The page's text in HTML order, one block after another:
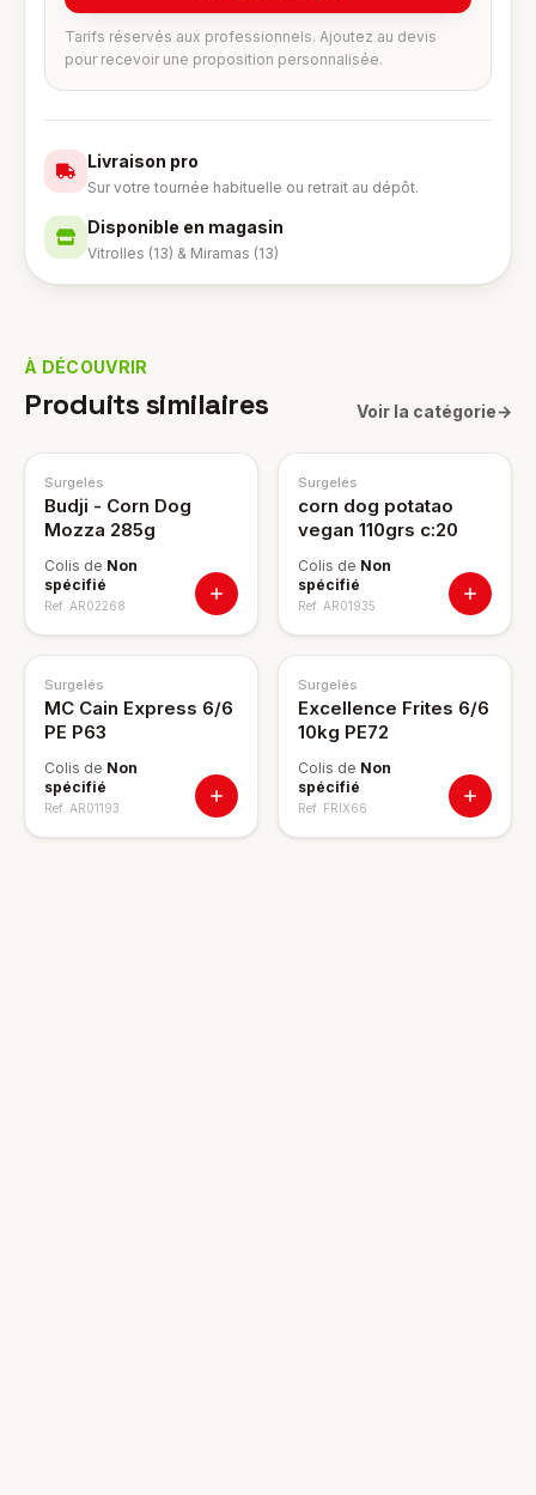
Tarifs réservés aux professionnels. Ajoutez au devis
pour recevoir une proposition personnalisée.
Livraison pro
Sur votre tournée habituelle ou retrait au dépôt.
Disponible en magasin
Vitrolles (13) & Miramas (13)
À DÉCOUVRIR
Produits similaires Voir la catégorie→
NOUVEAU
Surgelés
Budji - Corn Dog
Mozza 285g
Colis de Non
spécifié
Ref. AR02268
Surgelés
corn dog potatao
vegan 110grs c:20
Colis de Non
spécifié
Ref. AR01935
Surgelés
MC Cain Express 6/6
PE P63
Colis de Non
spécifié
Ref. AR01193
Surgelés
Excellence Frites 6/6
10kg PE72
Colis de Non
spécifié
Ref. FRIX66